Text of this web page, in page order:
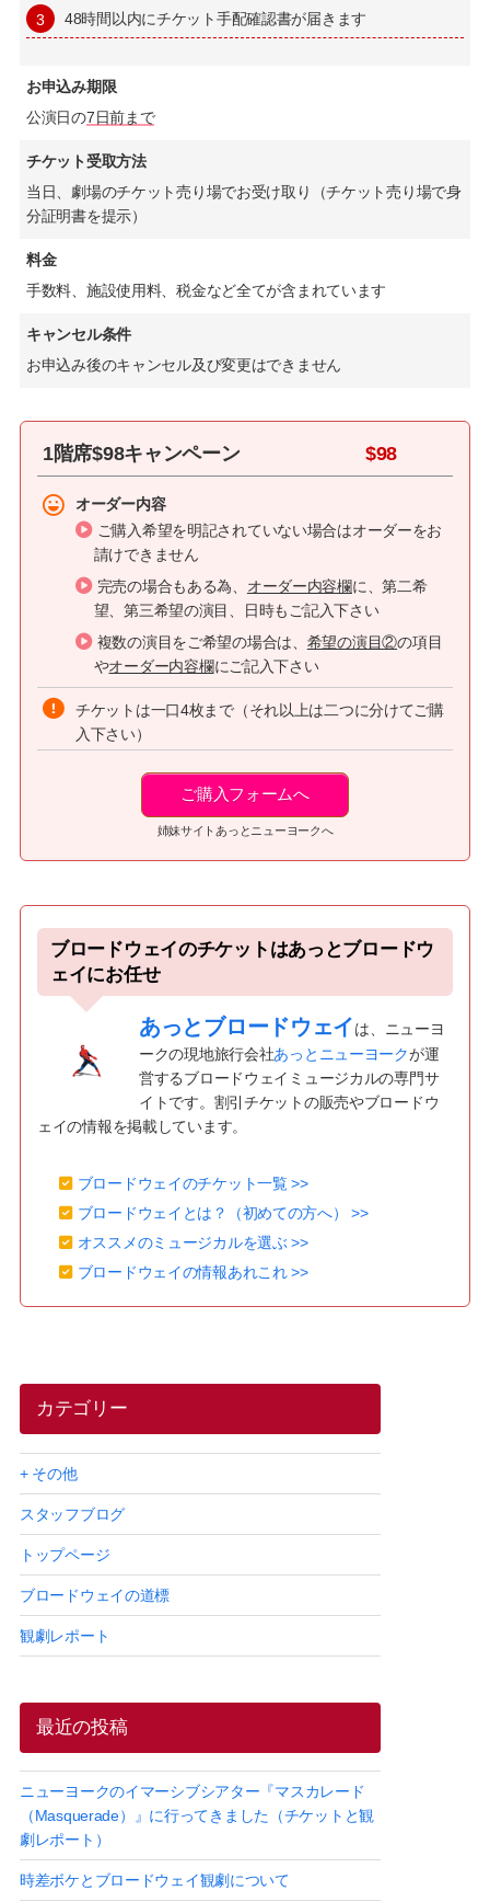
48時間以内にチケット手配確認書が届きます
お申込み期限
公演日の7日前まで
チケット受取方法
当日、劇場のチケット売り場でお受け取り（チケット売り場で身
分証明書を提示）
料金
手数料、施設使用料、税金など全てが含まれています
キャンセル条件
お申込み後のキャンセル及び変更はできません
1階席$98キャンペーン $98
オーダー内容
ご購入希望を明記されていない場合はオーダーをお
請けできません
完売の場合もある為、 オーダー内容欄に、第二希
望、第三希望の演目、日時もご記入下さい
複数の演目をご希望の場合は、 希望の演目②の項目
やオーダー内容欄にご記入下さい
チケットは一口4枚まで（それ以上は二つに分けてご購
入下さい）
ご購入フォームへ
姉妹サイトあっとニューヨークへ
ブロードウェイのチケットはあっとブロードウ
ェイにお任せ
あっとブロードウェイは、ニューヨ
ークの現地旅行会社あっとニューヨークが運
営するブロードウェイミュージカルの専門サ
イトです。割引チケットの販売やブロードウ
ェイの情報を掲載しています。
ブロードウェイのチケット一覧 >>
ブロードウェイとは？（初めての方へ） >>
オススメのミュージカルを選ぶ >>
ブロードウェイの情報あれこれ >>
カテゴリー
+ その他
スタッフブログ
トップページ
ブロードウェイの道標
観劇レポート
最近の投稿
ニューヨークのイマーシブシアター『マスカレード
（Masquerade）』に行ってきました（チケットと観
劇レポート）
時差ボケとブロードウェイ観劇について